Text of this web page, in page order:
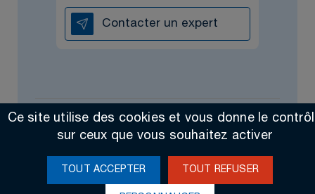
Contacter un expert
Ce site utilise des cookies et vous donne le
sur ceux que vous souhaitez activer
TOUT ACCEPTER TOUT REFUSER